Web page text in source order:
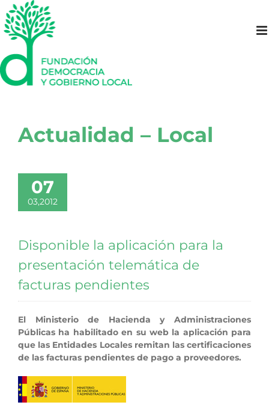
Saltar
al
contenido
Actualidad – Local
07
03,2012
Disponible la aplicación para la
presentación telemática de
facturas pendientes
El Ministerio de Hacienda y Administraciones
Públicas ha habilitado en su web la aplicación para
que las Entidades Locales remitan las certificaciones
de las facturas pendientes de pago a proveedores.